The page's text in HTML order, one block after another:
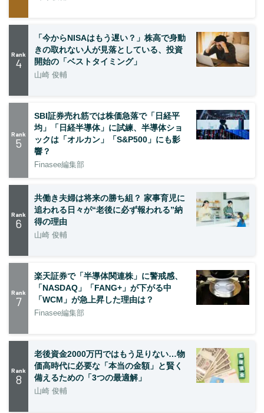
Rank
4
「今からNISAはもう遅い？」株高で身動
きの取れない人が見落としている、投資
開始の「ベストタイミング」
山崎 俊輔
Rank
5
SBI証券売れ筋では株価急落で「日経平
均」「日経半導体」に試練、半導体ショ
ックは「オルカン」「S&P500」にも影
響？
Finasee編集部
Rank
6
共働き夫婦は将来の勝ち組？ 家事育児に
追われる日々が“老後に必ず報われる”納
得の理由
山崎 俊輔
Rank
7
楽天証券で「半導体関連株」に警戒感、
「NASDAQ」「FANG+」が下がる中
「WCM」が急上昇した理由は？
Finasee編集部
Rank
8
老後資金2000万円ではもう足りない…物
価高時代に必要な「本当の金額」と賢く
備えるための「3つの最適解」
山崎 俊輔